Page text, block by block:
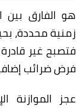
هو الفارق بين
زمنية محددة،
فتصبح غير
فرض ضرائب إضافية
عجز الموازنة